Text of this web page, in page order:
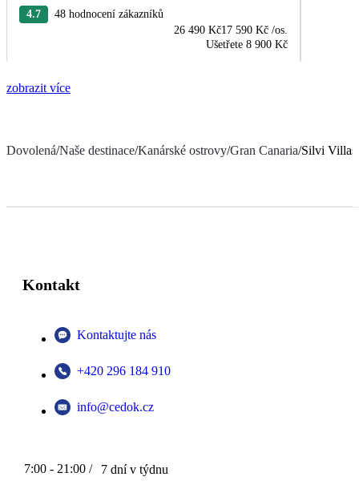
4.7
48 hodnocení zákazníků
26 490 Kč17 590 Kč /os.
Ušetřete 8 900 Kč
zobrazit více
Dovolená/Naše destinace/Kanárské ostrovy/Gran Canaria/Silvi Villas
Kontakt
Kontaktujte nás
+420 296 184 910
info@cedok.cz
7:00 - 21:00 / 7 dní v týdnu